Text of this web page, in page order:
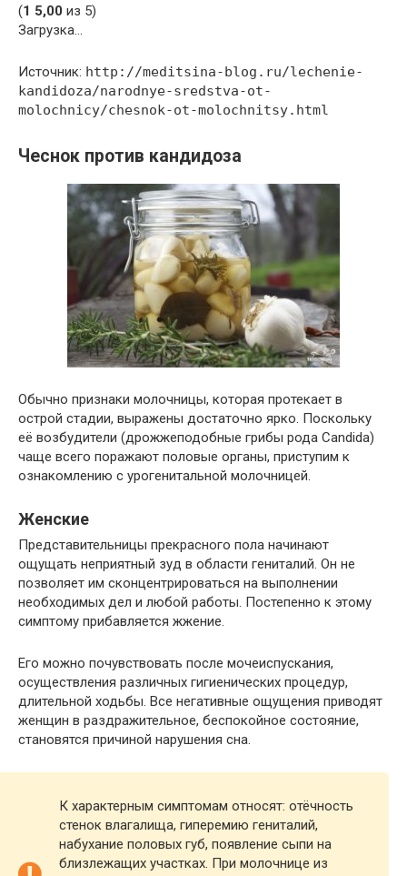
(1 5,00 из 5)
Загрузка…
Источник: http://meditsina-blog.ru/lechenie-
kandidoza/narodnye-sredstva-ot-
molochnicy/chesnok-ot-molochnitsy.html
Чеснок против кандидоза
Обычно признаки молочницы, которая протекает в
острой стадии, выражены достаточно ярко. Поскольку
её возбудители (дрожжеподобные грибы рода Candida)
чаще всего поражают половые органы, приступим к
ознакомлению с урогенитальной молочницей.
Женские
Представительницы прекрасного пола начинают
ощущать неприятный зуд в области гениталий. Он не
позволяет им сконцентрироваться на выполнении
необходимых дел и любой работы. Постепенно к этому
симптому прибавляется жжение.
Его можно почувствовать после мочеиспускания,
осуществления различных гигиенических процедур,
длительной ходьбы. Все негативные ощущения приводят
женщин в раздражительное, беспокойное состояние,
становятся причиной нарушения сна.
К характерным симптомам относят: отёчность
стенок влагалища, гиперемию гениталий,
набухание половых губ, появление сыпи на
близлежащих участках. При молочнице из